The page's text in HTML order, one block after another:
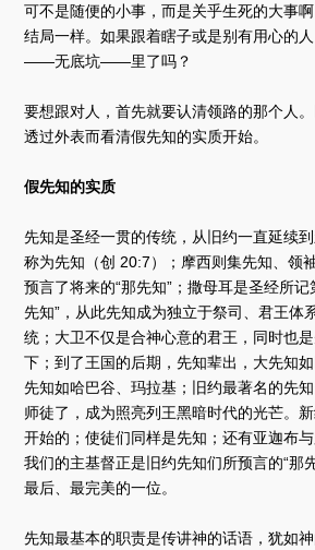
可不是随便的小事，而是关乎生死的大事
结局一样。如果跟着瞎子或是别有用心的
——无底坑——里了吗？
要想跟对人，首先就要认清领路的那个人
透过外表而看清假先知的实质开始。
假先知的实质
先知是圣经一贯的传统，从旧约一直延续
称为先知（创 20:7）；摩西则集先知、领
预言了将来的“那先知”；撒母耳是圣经所记
先知”，从此先知成为独立于祭司、君王体
统；大卫不仅是合神心意的君王，同时也
下；到了王国的后期，先知辈出，大先知
先知如哈巴谷、玛拉基；旧约最著名的先
师徒了，成为照亮列王黑暗时代的光芒。
开始的；使徒们同样是先知；还有亚迦布
我们的主基督正是旧约先知们所预言的“那
最后、最完美的一位。
先知最基本的职责是传讲神的话语，犹如